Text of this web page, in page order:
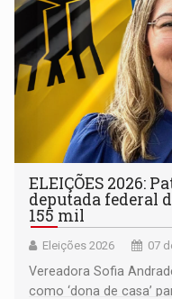
ELEIÇÕES 2026:
deputada federal
155 mil
Eleições 2026 07
Vereadora Sofia
como ‘dona de casa’